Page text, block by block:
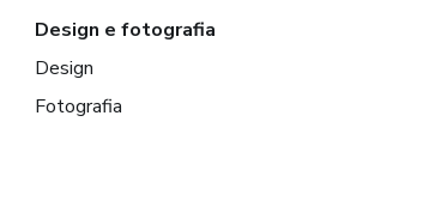
Design e fotografia
Design
Fotografia